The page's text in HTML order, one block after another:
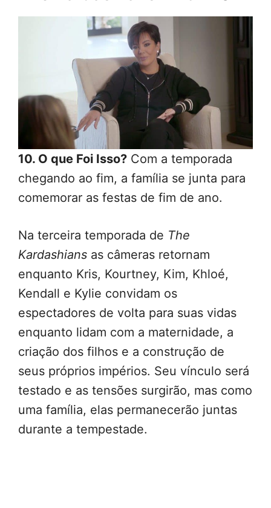
10. O que Foi Isso? Com a temporada
chegando ao fim, a família se junta para
comemorar as festas de fim de ano.
Na terceira temporada de The
Kardashians as câmeras retornam
enquanto Kris, Kourtney, Kim, Khloé,
Kendall e Kylie convidam os
espectadores de volta para suas vidas
enquanto lidam com a maternidade, a
criação dos filhos e a construção de
seus próprios impérios. Seu vínculo será
testado e as tensões surgirão, mas como
uma família, elas permanecerão juntas
durante a tempestade.